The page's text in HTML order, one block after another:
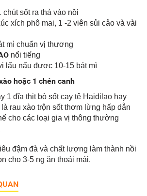
chút sốt ra thả vào nồi
xích phô mai, 1 -2 viên sủi cảo và vài
mì chuẩn vị thương
nổi tiếng
lẩu nấu được 10-15 bát mì
hoặc 1 chén canh
1 đĩa thịt bò sốt cay tê Haidilao hay
rau xào trộn sốt thơm lừng hấp dẫn
cho các loại gia vị thông thường
đậm đà và chất lượng làm thành nồi
cho 3-5 ng ăn thoải mái.